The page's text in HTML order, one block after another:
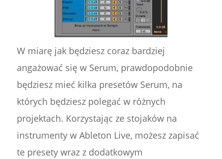
W miarę jak będziesz coraz bardziej
angażować się w Serum, prawdopodobnie
będziesz mieć kilka presetów Serum, na
których będziesz polegać w różnych
projektach. Korzystając ze stojaków na
instrumenty w Ableton Live, możesz zapisać
te presety wraz z dodatkowym